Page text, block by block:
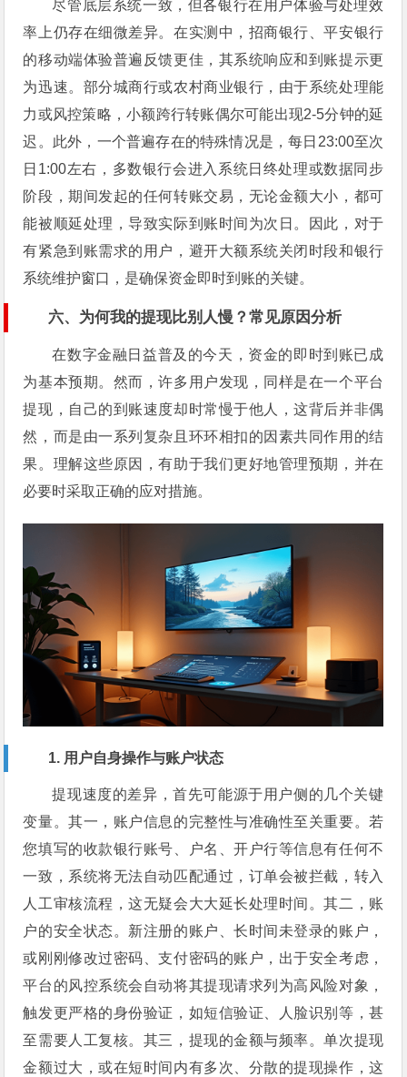
尽管底层系统一致，但各银行在用户体验与处理效
率上仍存在细微差异。在实测中，招商银行、平安银行
的移动端体验普遍反馈更佳，其系统响应和到账提示更
为迅速。部分城商行或农村商业银行，由于系统处理能
力或风控策略，小额跨行转账偶尔可能出现2-5分钟的延
迟。此外，一个普遍存在的特殊情况是，每日23:00至次
日1:00左右，多数银行会进入系统日终处理或数据同步
阶段，期间发起的任何转账交易，无论金额大小，都可
能被顺延处理，导致实际到账时间为次日。因此，对于
有紧急到账需求的用户，避开大额系统关闭时段和银行
系统维护窗口，是确保资金即时到账的关键。
六、为何我的提现比别人慢？常见原因分析
在数字金融日益普及的今天，资金的即时到账已成
为基本预期。然而，许多用户发现，同样是在一个平台
提现，自己的到账速度却时常慢于他人，这背后并非偶
然，而是由一系列复杂且环环相扣的因素共同作用的结
果。理解这些原因，有助于我们更好地管理预期，并在
必要时采取正确的应对措施。
1. 用户自身操作与账户状态
提现速度的差异，首先可能源于用户侧的几个关键
变量。其一，账户信息的完整性与准确性至关重要。若
您填写的收款银行账号、户名、开户行等信息有任何不
一致，系统将无法自动匹配通过，订单会被拦截，转入
人工审核流程，这无疑会大大延长处理时间。其二，账
户的安全状态。新注册的账户、长时间未登录的账户，
或刚刚修改过密码、支付密码的账户，出于安全考虑，
平台的风控系统会自动将其提现请求列为高风险对象，
触发更严格的身份验证，如短信验证、人脸识别等，甚
至需要人工复核。其三，提现的金额与频率。单次提现
金额过大，或在短时间内有多次、分散的提现操作，这